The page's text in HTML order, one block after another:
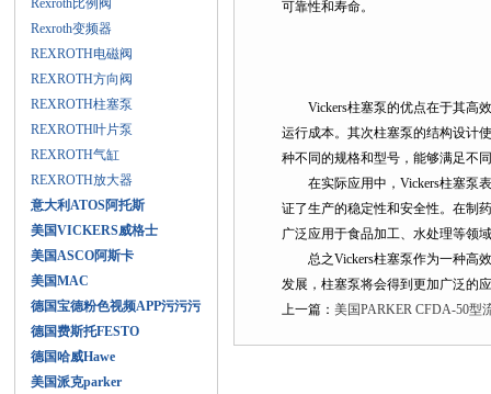
Rexroth比例阀
Rexroth变频器
REXROTH电磁阀
REXROTH方向阀
REXROTH柱塞泵
REXROTH叶片泵
REXROTH气缸
REXROTH放大器
意大利ATOS阿托斯
美国VICKERS威格士
美国ASCO阿斯卡
美国MAC
德国宝德粉色视频APP污污污
德国费斯托FESTO
德国哈威Hawe
美国派克parker
可靠性和寿命。
Vickers柱塞泵的优点在于其高效、
运行成本。其次柱塞泵的结构设计
种不同的规格和型号，能够满足不
在实际应用中，Vickers柱塞泵表
证了生产的稳定性和安全性。在制药
广泛应用于食品加工、水处理等
总之Vickers柱塞泵作为一种高效
发展，柱塞泵将会得到更加广泛的应
上一篇： 美国PARKER CFDA-50型